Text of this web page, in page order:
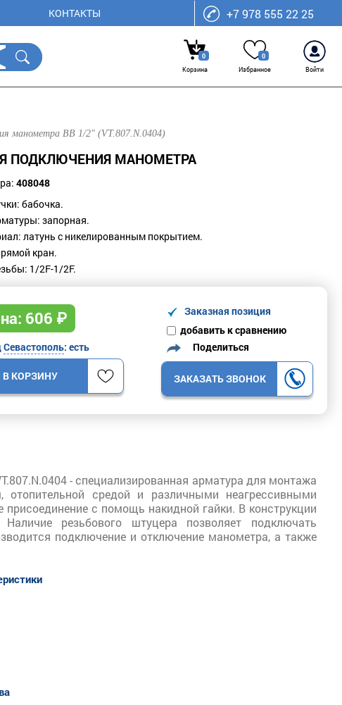
КОНТАКТЫ +7 978 555 22 25
0
Корзина
0
Избранное
Войти
манометра ВВ 1/2" (VT.807.N.0404)
ПОДКЛЮЧЕНИЯ МАНОМЕТРА
408048
бабочка.
запорная.
латунь с никелированным покрытием.
кран.
1/2F-1/2F.
606 ₽
Заказная позиция
добавить к сравнению
Севастополь: есть
В КОРЗИНУ
Поделиться
ЗАКАЗАТЬ ЗВОНОК
- специализированная арматура для монтажа
средой и различными неагрессивными
с помощь накидной гайки. В конструкции
резьбового штуцера позволяет подключать
подключение и отключение манометра, а также